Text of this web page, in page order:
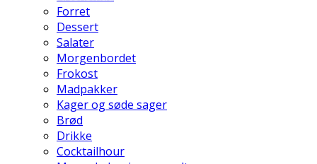
Forret
Dessert
Salater
Morgenbordet
Frokost
Madpakker
Kager og søde sager
Brød
Drikke
Cocktailhour